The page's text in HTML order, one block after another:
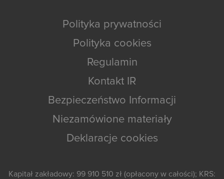
Polityka prywatności
Polityka cookies
Regulamin
Kontakt IR
Bezpieczeństwo Informacji
Niezamówione materiały
Deklaracje cookies
Kapitał zakładowy: 99 910 510 zł (opłacony w całości); KRS: